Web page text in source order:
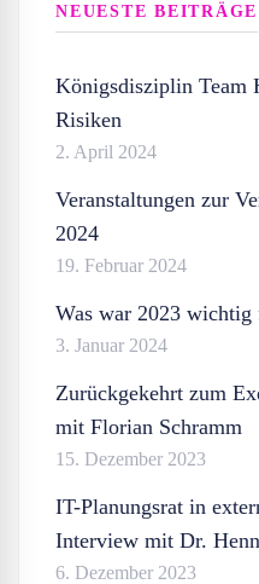
NEUESTE BEITRÄGE
Königsdisziplin Team
Risiken
2. April 2024
Veranstaltungen zur
2024
19. Februar 2024
Was war 2023 wichtig
3. Januar 2024
Zurückgekehrt zum
mit Florian Schramm
15. Dezember 2023
IT-Planungsrat in
Interview mit Dr.
6. Dezember 2023